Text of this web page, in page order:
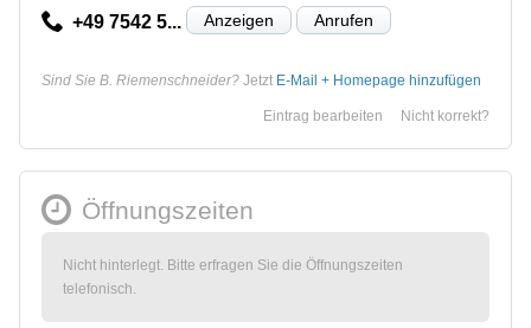
+49 7542 5... Anzeigen Anrufen
Sind Sie B. Riemenschneider? Jetzt E-Mail + Homepage hinzufügen
Nicht korrekt?
Eintrag bearbeiten
Öffnungszeiten
Nicht hinterlegt. Bitte erfragen Sie die Öffnungszeiten
telefonisch.